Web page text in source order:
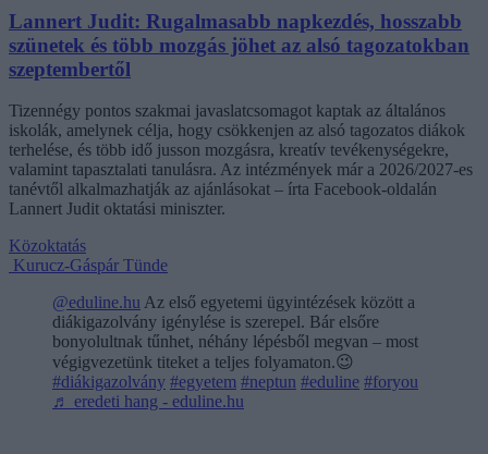
Lannert Judit: Rugalmasabb napkezdés, hosszabb
szünetek és több mozgás jöhet az alsó tagozatokban
szeptembertől
Tizennégy pontos szakmai javaslatcsomagot kaptak az általános
iskolák, amelynek célja, hogy csökkenjen az alsó tagozatos diákok
terhelése, és több idő jusson mozgásra, kreatív tevékenységekre,
valamint tapasztalati tanulásra. Az intézmények már a 2026/2027-es
tanévtől alkalmazhatják az ajánlásokat – írta Facebook-oldalán
Lannert Judit oktatási miniszter.
Közoktatás
Kurucz-Gáspár Tünde
@eduline.hu Az első egyetemi ügyintézések között a
diákigazolvány igénylése is szerepel. Bár elsőre
bonyolultnak tűnhet, néhány lépésből megvan – most
végigvezetünk titeket a teljes folyamaton.😉
#diákigazolvány #egyetem #neptun #eduline #foryou
♬ eredeti hang - eduline.hu